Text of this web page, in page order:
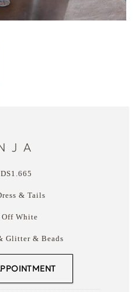
& Tails
Off White
Glitter & Beads